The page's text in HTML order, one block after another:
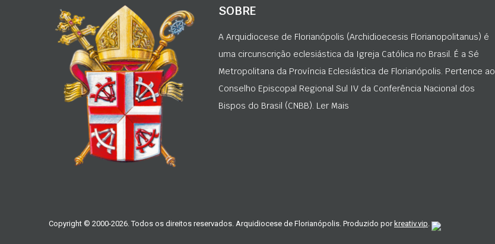
SOBRE
A Arquidiocese de Florianópolis (Archidioecesis Florianopolitanus) é
uma circunscrição eclesiástica da Igreja Católica no Brasil. É a Sé
Metropolitana da Província Eclesiástica de Florianópolis. Pertence ao
Conselho Episcopal Regional Sul IV da Conferência Nacional dos
Bispos do Brasil (CNBB). Ler Mais
Copyright © 2000-2026. Todos os direitos reservados. Arquidiocese de Florianópolis. Produzido porkreativ.vip